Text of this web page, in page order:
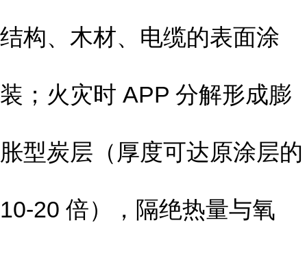
结构、木材、电缆的表面涂
装；火灾时 APP 分解形成膨
胀型炭层（厚度可达原涂层的
10-20 倍），隔绝热量与氧